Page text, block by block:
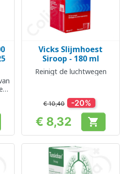
Vicks Slijmhoest
Siroop - 180 ml
Reinigt de luchtwegen
€ 10,40 -20%
Prijs
€ 8,32 